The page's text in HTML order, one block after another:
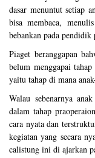
dasar menuntut setiap
bisa membaca,
bebankan pada
Piaget beranggapan
belum menggapai
yaitu tahap di mana
Walau sebenarnya
dalam tahap
cara nyata dan
kegiatan yang secara
calistung ini di ajarkan